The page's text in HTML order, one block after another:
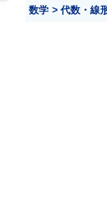
数学
代数・線